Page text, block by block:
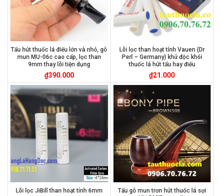
Tẩu hút thuốc lá điếu lớn và nhỏ, gỗ
mun MU-06c cao cấp, lọc than
9mm thay lõi tiện dụng
₫390.000
Lõi lọc than hoạt tính Vauen (Dr
Perl – Germany) khử độc khói
thuốc lá hút tẩu hay điếu
₫21.000
Lõi lọc JiBill than hoạt tính 6mm
Tẩu gỗ mun trơn hút thuốc lá sợi